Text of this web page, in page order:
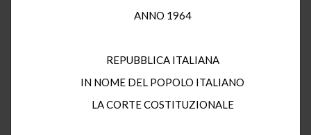
ANNO 1964
REPUBBLICA ITALIANA
IN NOME DEL POPOLO ITALIANO
LA CORTE COSTITUZIONALE